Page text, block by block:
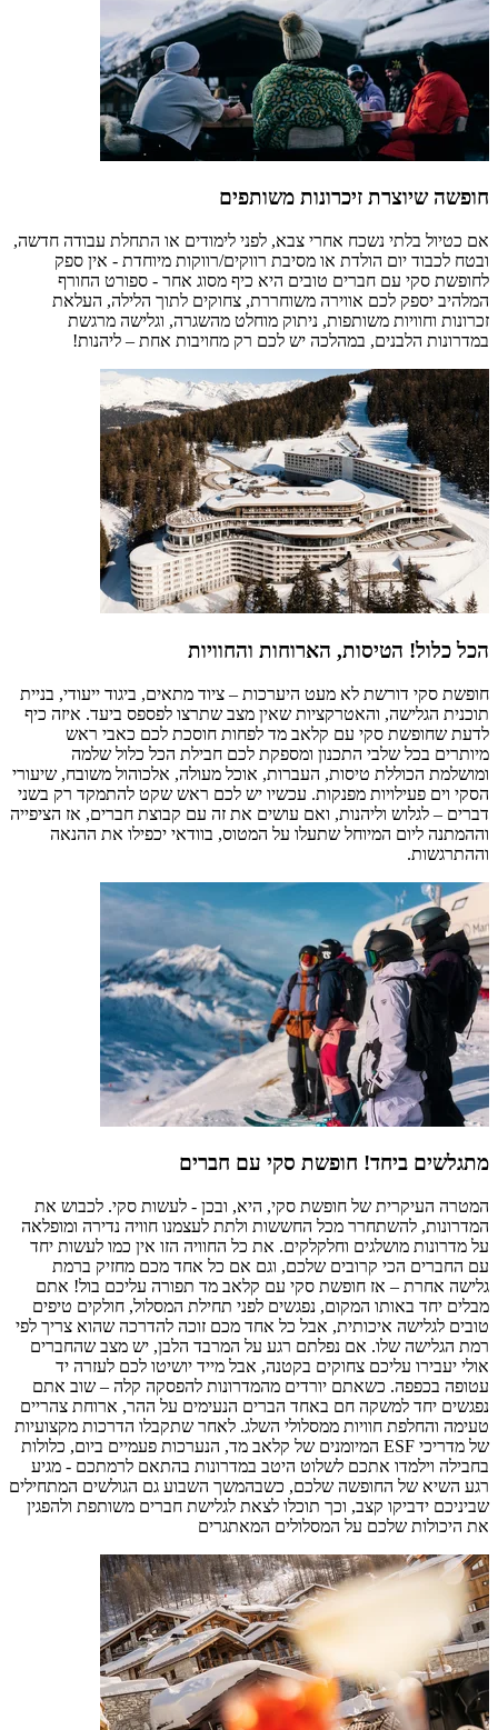
חופשה שיוצרת זיכרונות משותפים
אם כטיול בלתי נשכח אחרי צבא, לפני לימודים או התחלת עבודה חדשה,
ובטח לכבוד יום הולדת או מסיבת רווקים/רווקות מיוחדת - אין ספק
לחופשת סקי עם חברים טובים היא כיף מסוג אחר - ספורט החורף
המלהיב יספק לכם אווירה משוחררת, צחוקים לתוך הלילה, העלאת
זכרונות וחוויות משותפות, ניתוק מוחלט מהשגרה, וגלישה מרגשת
במדרונות הלבנים, במהלכה יש לכם רק מחויבות אחת – ליהנות!
הכל כלול! הטיסות, הארוחות והחוויות
חופשת סקי דורשת לא מעט היערכות – ציוד מתאים, ביגוד ייעודי, בניית
תוכנית הגלישה, והאטרקציות שאין מצב שתרצו לפספס ביעד. איזה כיף
לדעת שחופשת סקי עם קלאב מד לפחות חוסכת לכם כאבי ראש
מיותרים בכל שלבי התכנון ומספקת לכם חבילת הכל כלול שלמה
ומושלמת הכוללת טיסות, העברות, אוכל מעולה, אלכוהול משובח, שיעורי
הסקי וים פעילויות מפנקות. עכשיו יש לכם ראש שקט להתמקד רק בשני
דברים – לגלוש וליהנות, ואם עושים את זה עם קבוצת חברים, אז הציפייה
וההמתנה ליום המיוחל שתעלו על המטוס, בוודאי יכפילו את ההנאה
וההתרגשות.
מתגלשים ביחד! חופשת סקי עם חברים
המטרה העיקרית של חופשת סקי, היא, ובכן - לעשות סקי. לכבוש את
המדרונות, להשתחרר מכל החששות ולתת לעצמנו חוויה נדירה ומופלאה
על מדרונות מושלגים וחלקלקים. את כל החוויה הזו אין כמו לעשות יחד
עם החברים הכי קרובים שלכם, וגם אם כל אחד מכם מחזיק ברמת
גלישה אחרת – אז חופשת סקי עם קלאב מד תפורה עליכם בול! אתם
מבלים יחד באותו המקום, נפגשים לפני תחילת המסלול, חולקים טיפים
טובים לגלישה איכותית, אבל כל אחד מכם זוכה להדרכה שהוא צריך לפי
רמת הגלישה שלו. אם נפלתם רגע על המרבד הלבן, יש מצב שהחברים
אולי יעבירו עליכם צחוקים בקטנה, אבל מייד יושיטו לכם לעזרה יד
עטופה בכפפה. כשאתם יורדים מהמדרונות להפסקה קלה – שוב אתם
נפגשים יחד למשקה חם באחד הברים הנעימים על ההר, ארוחת צהריים
טעימה והחלפת חוויות ממסלולי השלג. לאחר שתקבלו הדרכות מקצועיות
של מדריכי ESF המיומנים של קלאב מד, הנערכות פעמיים ביום, כלולות
בחבילה וילמדו אתכם לשלוט היטב במדרונות בהתאם לרמתכם - מגיע
רגע השיא של החופשה שלכם, כשבהמשך השבוע גם הגולשים המתחילים
שביניכם ידביקו קצב, וכך תוכלו לצאת לגלישת חברים משותפת ולהפגין
את היכולות שלכם על המסלולים המאתגרים